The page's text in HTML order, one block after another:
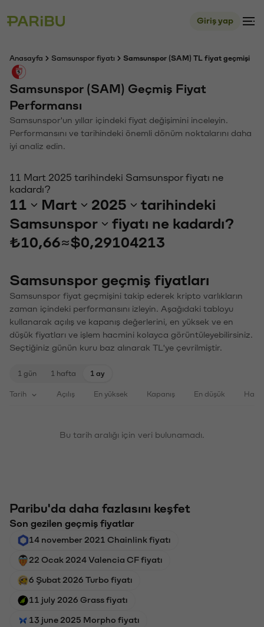
Giriş yap
Anasayfa Samsunspor fiyatı Samsunspor (SAM) TL fiyat geçmişi
Samsunspor (SAM) Geçmiş Fiyat
Performansı
Samsunspor'un yıllar içindeki fiyat değişimini inceleyin.
Performansını ve tarihindeki önemli dönüm noktalarını daha
iyi analiz edin.
11 Mart 2025 tarihindeki Samsunspor fiyatı ne
kadardı?
11 Mart 2025
tarihindeki
Samsunspor
fiyatı ne kadardı?
₺10,66≈$0,29104213
Samsunspor geçmiş fiyatları
Samsunspor fiyat geçmişini takip ederek kripto varlıkların
zaman içindeki performansını izleyin. Aşağıdaki tabloyu
kullanarak açılış ve kapanış değerlerini, en yüksek ve en
düşük fiyatları ve işlem hacmini kolayca görüntüleyebilirsiniz.
Seçtiğiniz günün kuru baz alınarak TL'ye çevrilmiştir.
1 gün 1 hafta 1 ay
Tarih Açılış En yüksek Kapanış En düşük
Bu tarih aralığı için veri bulunamadı.
Paribu'da daha fazlasını keşfet
Son gezilen geçmiş fiyatlar
14 november 2021 Chainlink fiyatı
22 Ocak 2024 Valencia CF fiyatı
6 Şubat 2026 Turbo fiyatı
11 july 2026 Grass fiyatı
13 june 2025 Morpho fiyatı